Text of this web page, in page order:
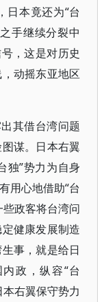
日本竟还为“台
手继续分裂中
，这是对历史
动摇东亚地区
其借台湾问题
谋。日本右翼
独”势力为自身
用心地借助“台
政客将台湾问
健康发展制造
事，就是给日
政，纵容“台
右翼保守势力